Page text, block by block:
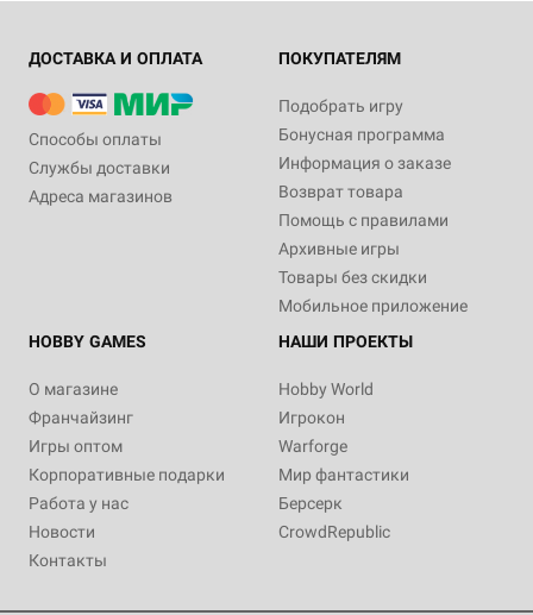
ДОСТАВКА И ОПЛАТА
Способы оплаты
Службы доставки
Адреса магазинов
ПОКУПАТЕЛЯМ
Подобрать игру
Бонусная программа
Информация о заказе
Возврат товара
Помощь с правилами
Архивные игры
Товары без скидки
Мобильное приложение
HOBBY GAMES
О магазине
Франчайзинг
Игры оптом
Корпоративные подарки
Работа у нас
Новости
Контакты
НАШИ ПРОЕКТЫ
Hobby World
Игрокон
Warforge
Мир фантастики
Берсерк
CrowdRepublic